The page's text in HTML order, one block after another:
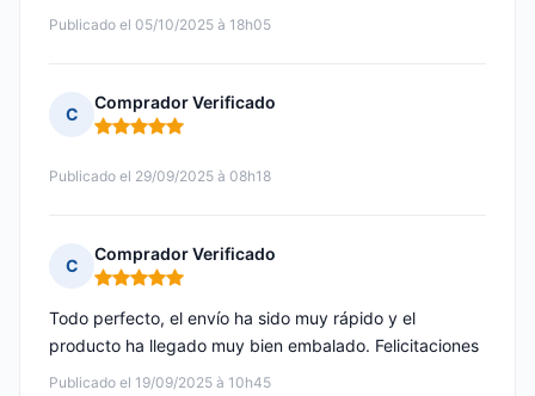
Publicado el 05/10/2025 à 18h05
C
Comprador Verificado
Nota: 5 de 5
Publicado el 29/09/2025 à 08h18
C
Comprador Verificado
Nota: 5 de 5
Publicado el 19/09/2025 à 10h45
Todo perfecto, el envío ha sido muy rápido y el
producto ha llegado muy bien embalado. Felicitaciones